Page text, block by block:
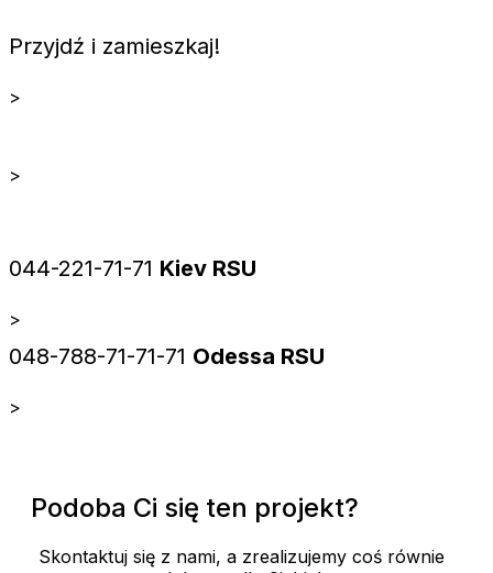
Przyjdź i zamieszkaj!
>
>
044-221-71-71 Kiev RSU
>
048-788-71-71-71 Odessa RSU
>
Podoba Ci się ten projekt?
Skontaktuj się z nami, a zrealizujemy coś równie